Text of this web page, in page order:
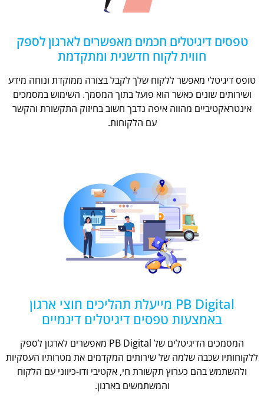
טפסים דיגיטלים חכמים מאפשרים לארגון לספק
חווית לקוח חדשנית ומתקדמת
טופס דיגיטלי מאפשר ללקוח שלך לקבל בצורה ממוקדת ונוחה מידע
ושירותים שונים כאשר הוא פועל בתוך המסמך. השימוש במסמכים
אינטראקטיביים מהווה איפה נדבך חשוב בחיזוק התקשורת והקשר
עם הלקוחות.
PB Digital מייעלת תהליכים חוצי ארגון
באמצעות טפסים דיגיטלים דינמיים
המסמכים הדיגיטלים של PB Digital מאפשרים לארגון לספק
ללקוחותיו שכבה שלמה של שירותים המקדמים את מטרותיו העסקיות
ולהשתמש בהם כערוץ תקשורת חי, אקטיבי ודו-כיווני עם הלקוח
והמשתמשים בארגון.